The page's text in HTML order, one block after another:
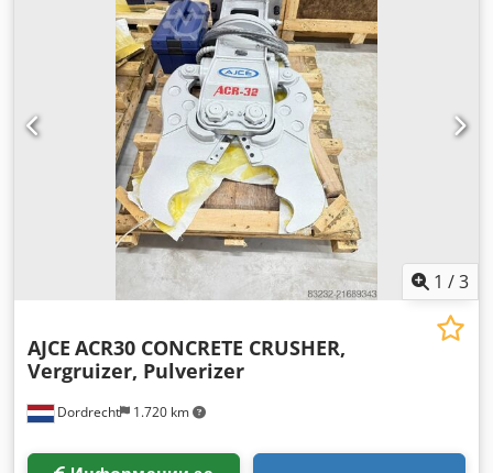
1 /3
Dordrecht 1.720 km
AJCE ACR30 CONCRETE CRUSHER,
Vergruizer, Pulverizer